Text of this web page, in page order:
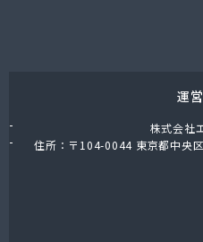
運
株式会社
住所：〒104-0044 東京都中央